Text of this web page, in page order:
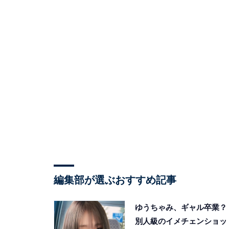
編集部が選ぶおすすめ記事
ゆうちゃみ、ギャル卒業？
別人級のイメチェンショッ